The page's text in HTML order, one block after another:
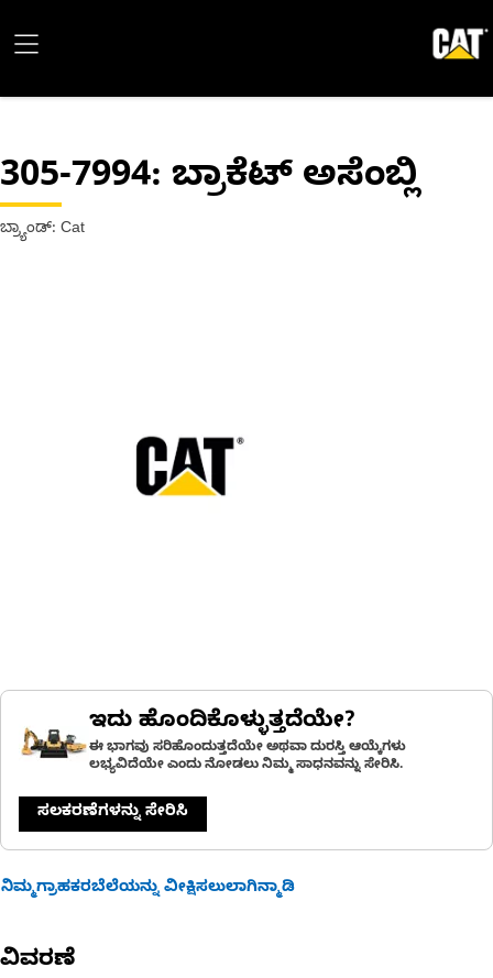
305-7994: ಬ್ರಾಕೆಟ್ ಅಸೆಂಬ್ಲಿ
ಬ್ರ್ಯಾಂಡ್: Cat
ಇದು ಹೊಂದಿಕೊಳ್ಳುತ್ತದೆಯೇ?
ಈ ಭಾಗವು ಸರಿಹೊಂದುತ್ತದೆಯೇ ಅಥವಾ ದುರಸ್ತಿ ಆಯ್ಕೆಗಳು
ಲಭ್ಯವಿದೆಯೇ ಎಂದು ನೋಡಲು ನಿಮ್ಮ ಸಾಧನವನ್ನು ಸೇರಿಸಿ.
ಸಲಕರಣೆಗಳನ್ನು ಸೇರಿಸಿ
ನಿಮ್ಮಗ್ರಾಹಕರಬೆಲೆಯನ್ನು ವೀಕ್ಷಿಸಲುಲಾಗಿನ್ಮಾಡಿ
ವಿವರಣೆ